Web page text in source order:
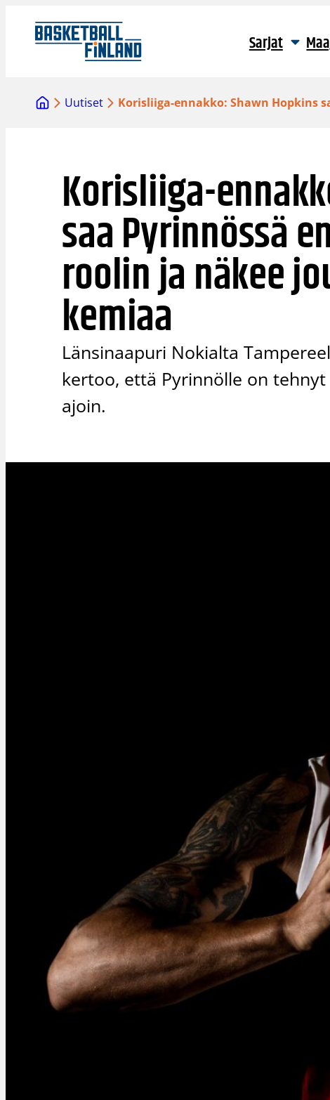
sisältöön
Sarjat
Uutiset Korisliiga-ennakko: Shawn Hopkins
Korisliiga-
saa Pyrinnössä
roolin ja näkee
kemiaa
Länsinaapuri Nokialta
kertoo, että Pyrinnölle on
ajoin.